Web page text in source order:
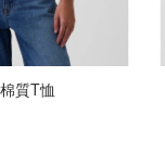
質T恤